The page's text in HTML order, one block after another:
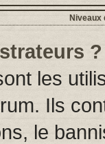
Niveaux
?
les
Ils
le